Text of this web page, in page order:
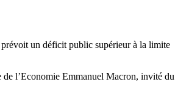
prévoit un déficit public supérieur à la limite
de l’Economie Emmanuel Macron, invité du